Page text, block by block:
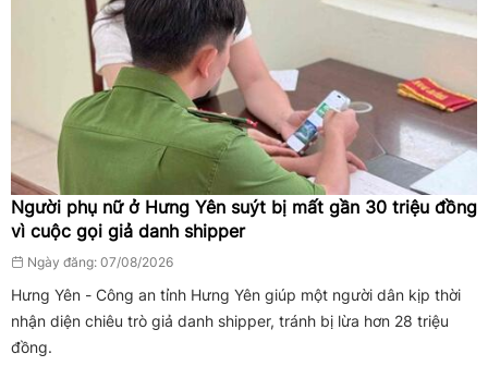
Người phụ nữ ở Hưng Yên suýt bị mất gần 30 triệu đồng
vì cuộc gọi giả danh shipper
Ngày đăng: 07/08/2026
Hưng Yên - Công an tỉnh Hưng Yên giúp một người dân kịp thời
nhận diện chiêu trò giả danh shipper, tránh bị lừa hơn 28 triệu
đồng.